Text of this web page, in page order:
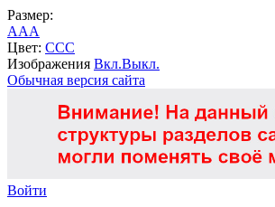
Размер:
AAA
Цвет: CCC
Изображения Вкл.Выкл.
Обычная версия сайта
Войти